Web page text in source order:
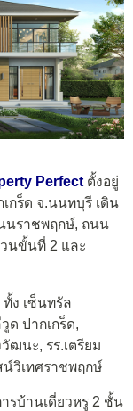
Perfect ตั้งอยู่
กร็ด จ.นนทบุรี เดิน
นราชพฤกษ์, ถนน
นขั้นที่ 2 และ
ทั้ง เซ็นทรัล
ด ปากเกร็ด,
ฒนะ, รร.เตรียม
วิเทศราชพฤกษ์
ารบ้านเดี่ยวหรู 2 ชั้น